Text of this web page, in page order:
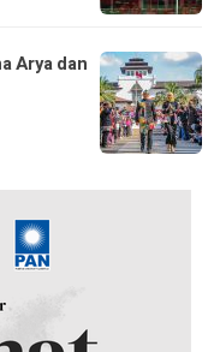
Arya dan